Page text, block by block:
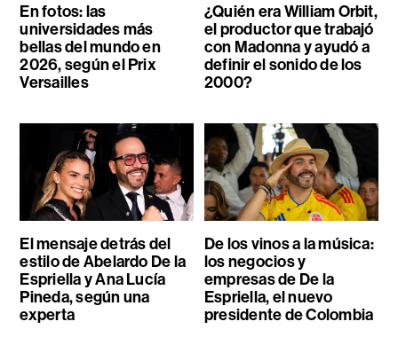
En fotos: las
universidades más
bellas del mundo en
2026, según el Prix
Versailles
¿Quién era William Orbit,
el productor que trabajó
con Madonna y ayudó a
definir el sonido de los
2000?
El mensaje detrás del
estilo de Abelardo De la
Espriella y Ana Lucía
Pineda, según una
experta
De los vinos a la música:
los negocios y
empresas de De la
Espriella, el nuevo
presidente de Colombia